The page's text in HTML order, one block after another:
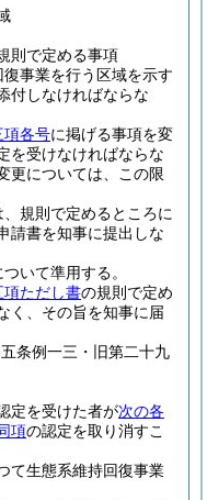
則で定める事項
事業を行う区域を示す
付しなければならな
項各号に掲げる事項を変
を受けなければならな
更については、この限
規則で定めるところに
請書を知事に提出しな
いて準用する。
項ただし書の規則で定め
く、その旨を知事に届
条例一三・旧第二十九
定を受けた者が次の各
項の認定を取り消すこ
て生態系維持回復事業